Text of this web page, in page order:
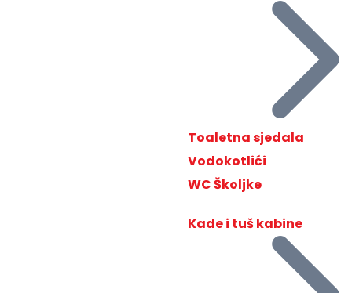
Toaletna sjedala
Vodokotlići
WC Školjke
Kade i tuš kabine